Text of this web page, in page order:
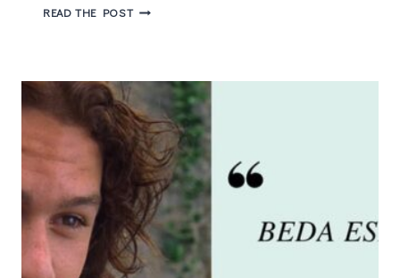
READ THE POST5
HUGHES
QUE
VOCÊ
PRECISA
ASSISTIR